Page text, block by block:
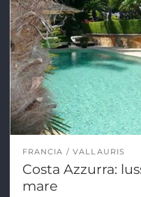
FRANCIA VALLAURIS
Costa Azzurra:
mare